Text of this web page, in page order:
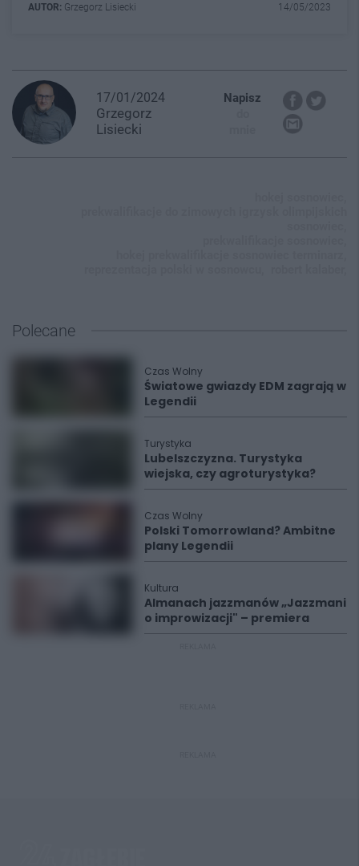
AUTOR: Grzegorz Lisiecki 14/05/2023
17/01/2024
Grzegorz
Lisiecki
Napisz
Polecane
Czas Wolny
Światowe gwiazdy EDM zagrają w
Legendii
Turystyka
Lubelszczyzna. Turystyka
wiejska, czy agroturystyka?
Czas Wolny
Polski Tomorrowland? Ambitne
plany Legendii
Kultura
Almanach jazzmanów „Jazzmani
o improwizacji" – premiera